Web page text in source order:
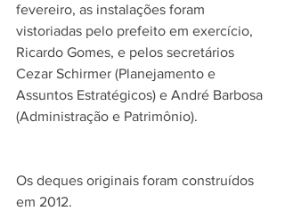
fevereiro, as instalações foram
vistoriadas pelo prefeito em exercício,
Ricardo Gomes, e pelos secretários
Cezar Schirmer (Planejamento e
Assuntos Estratégicos) e André Barbosa
(Administração e Patrimônio).
Os deques originais foram construídos
em 2012.